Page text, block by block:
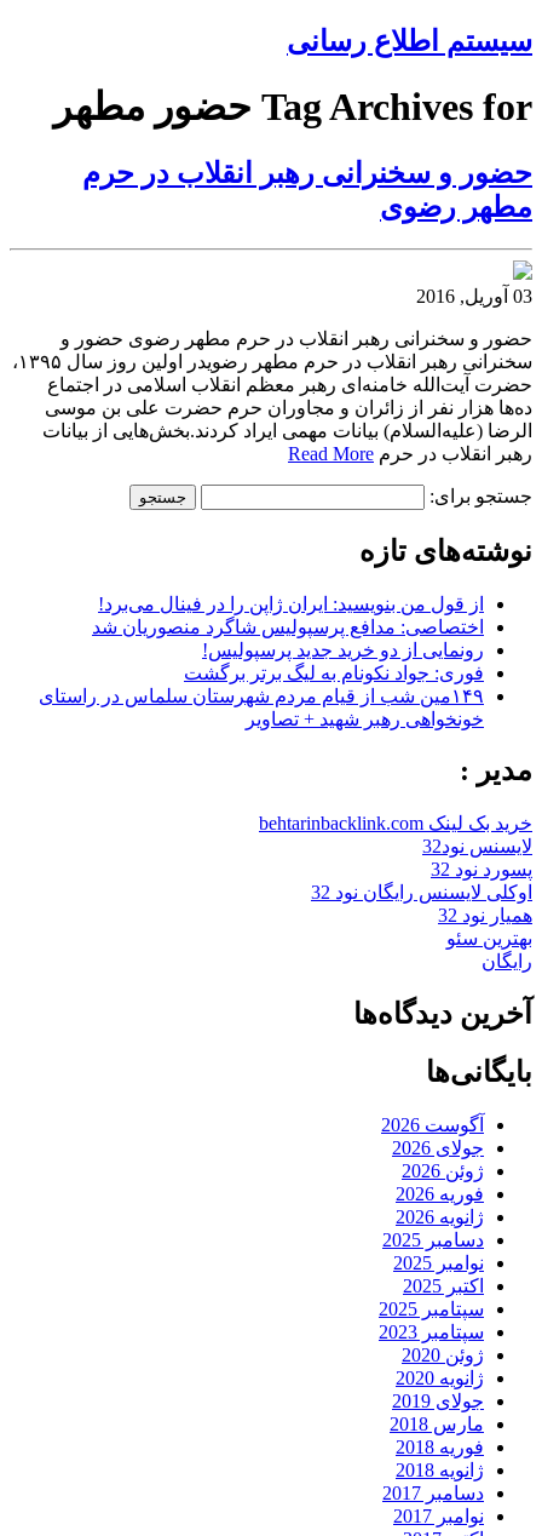
سیستم اطلاع رسانی
Tag Archives for حضور مطهر
حضور و سخنرانی رهبر انقلاب در حرم
مطهر رضوی
03 آوریل, 2016
حضور و سخنرانی رهبر انقلاب در حرم مطهر رضوی حضور و
سخنرانی رهبر انقلاب در حرم مطهر رضویدر اولین روز سال ۱۳۹۵،
حضرت آیت‌الله خامنه‌ای رهبر معظم انقلاب اسلامی در اجتماع
ده‌ها هزار نفر از زائران و مجاوران حرم حضرت علی بن موسی
الرضا (علیه‌السلام) بیانات مهمی ایراد کردند.بخش‌هایی از بیانات
رهبر انقلاب در حرم Read More
جستجو برای:
نوشته‌های تازه
از قول من بنویسید: ایران ژاپن را در فینال می‌برد!
اختصاصی: مدافع پرسپولیس شاگرد منصوریان شد
رونمایی از دو خرید جدید پرسپولیس!
فوری: جواد نکونام به لیگ برتر برگشت
۱۴۹مین شب از قیام مردم شهرستان سلماس در راستای
خونخواهی رهبر شهید + تصاویر
مدیر :
خرید بک لینک behtarinbacklink.com
لایسنس نود32
پسورد نود 32
اوکلی لایسنس رایگان نود 32
همیار نود 32
بهترین سئو
رایگان
آخرین دیدگاه‌ها
بایگانی‌ها
آگوست 2026
جولای 2026
ژوئن 2026
فوریه 2026
ژانویه 2026
دسامبر 2025
نوامبر 2025
اکتبر 2025
سپتامبر 2025
سپتامبر 2023
ژوئن 2020
ژانویه 2020
جولای 2019
مارس 2018
فوریه 2018
ژانویه 2018
دسامبر 2017
نوامبر 2017